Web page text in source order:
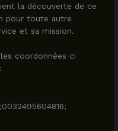
la découverte de ce
pour toute autre
et sa mission.
coordonnées ci